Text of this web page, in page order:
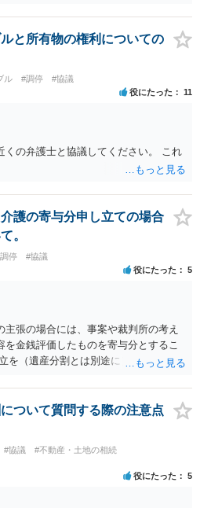
の第一声は「ここにいたら殺される」
聞くと「面会は出来ない。俺は携帯電
いる」「母の話は聞かなくて良い」と
話でも「食事に毒が入っている」「体
おかしかったです。 当時の診療記
取得して 弁護士に面談で相談された
と所有物の権利についての
ル #調停 #協議
役にたった 11
くの弁護士と協議してください。 これ
護の寄与分申し立ての場合
。
停 #協議
役にたった 5
張の場合には、事案や裁判所の考え
金銭評価したものを寄与分とするこ
を（遺産分割とは別途に）して、その
す。 ただ、前提として、遺産分割はし
、現実的にはいずれにせよ不動産評価
ついて質問する際の注意点
#協議
#不動産・土地の相続
役にたった 5